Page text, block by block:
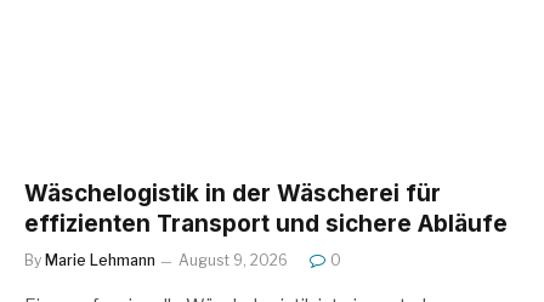
Wäschelogistik in der Wäscherei für
effizienten Transport und sichere Abläufe
By Marie Lehmann August 9, 2026 0